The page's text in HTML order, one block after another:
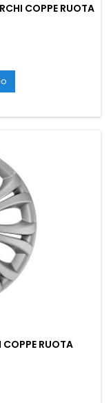
COPPE RUOTA
COPPE RUOTA